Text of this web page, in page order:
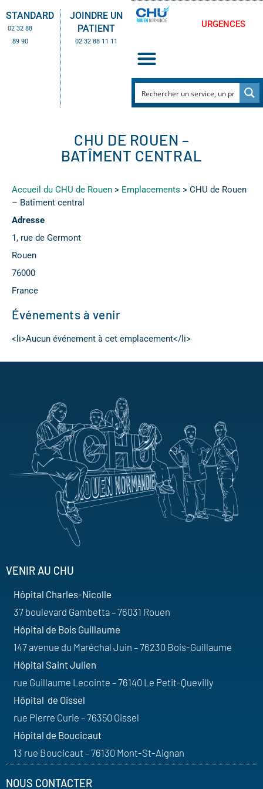
STANDARD
02 32 88
89 90
JOINDRE UN
PATIENT
02 32 88 11 11
URGENCES
CHU DE ROUEN –
BATÎMENT CENTRAL
Accueil du CHU de Rouen > Emplacements > CHU de Rouen
– Batîment central
Adresse
1, rue de Germont
Rouen
76000
France
Événements à venir
<li>Aucun événement à cet emplacement</li>
VENIR AU CHU
Hôpital Charles-Nicolle
37 boulevard Gambetta – 76031 Rouen
Hôpital de Bois Guillaume
147 avenue du Maréchal Juin – 76230 Bois-Guillaume
Hôpital Saint Julien
rue Guillaume Lecointe – 76140 Le Petit-Quevilly
Hôpital de Oissel
rue Pierre Curie – 76350 Oissel
Hôpital de Boucicaut
13 rue Boucicaut – 76130 Mont-St-Aignan
NOUS CONTACTER